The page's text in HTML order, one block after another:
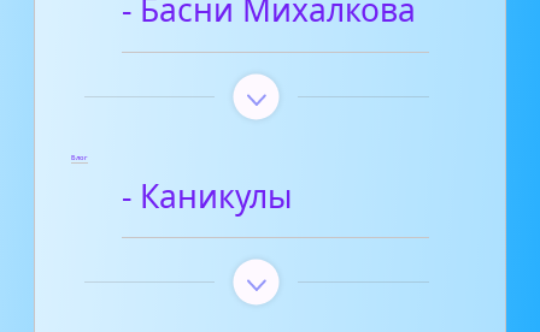
- Басни Михалкова
Блог
- Каникулы